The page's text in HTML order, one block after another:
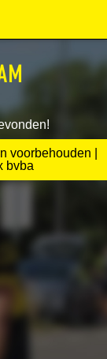
voorbehouden |
bvba